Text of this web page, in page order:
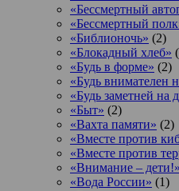
«Бессмертный
«Бессмертный
«Библионочь» (2)
«Блокадный хлеб»
«Будь в форме» (2)
«Будь внимателен
«Будь заметней на
«Быт» (2)
«Вахта памяти» (2)
«Вместе против
«Вместе против
«Внимание – дети!»
«Вода России» (1)